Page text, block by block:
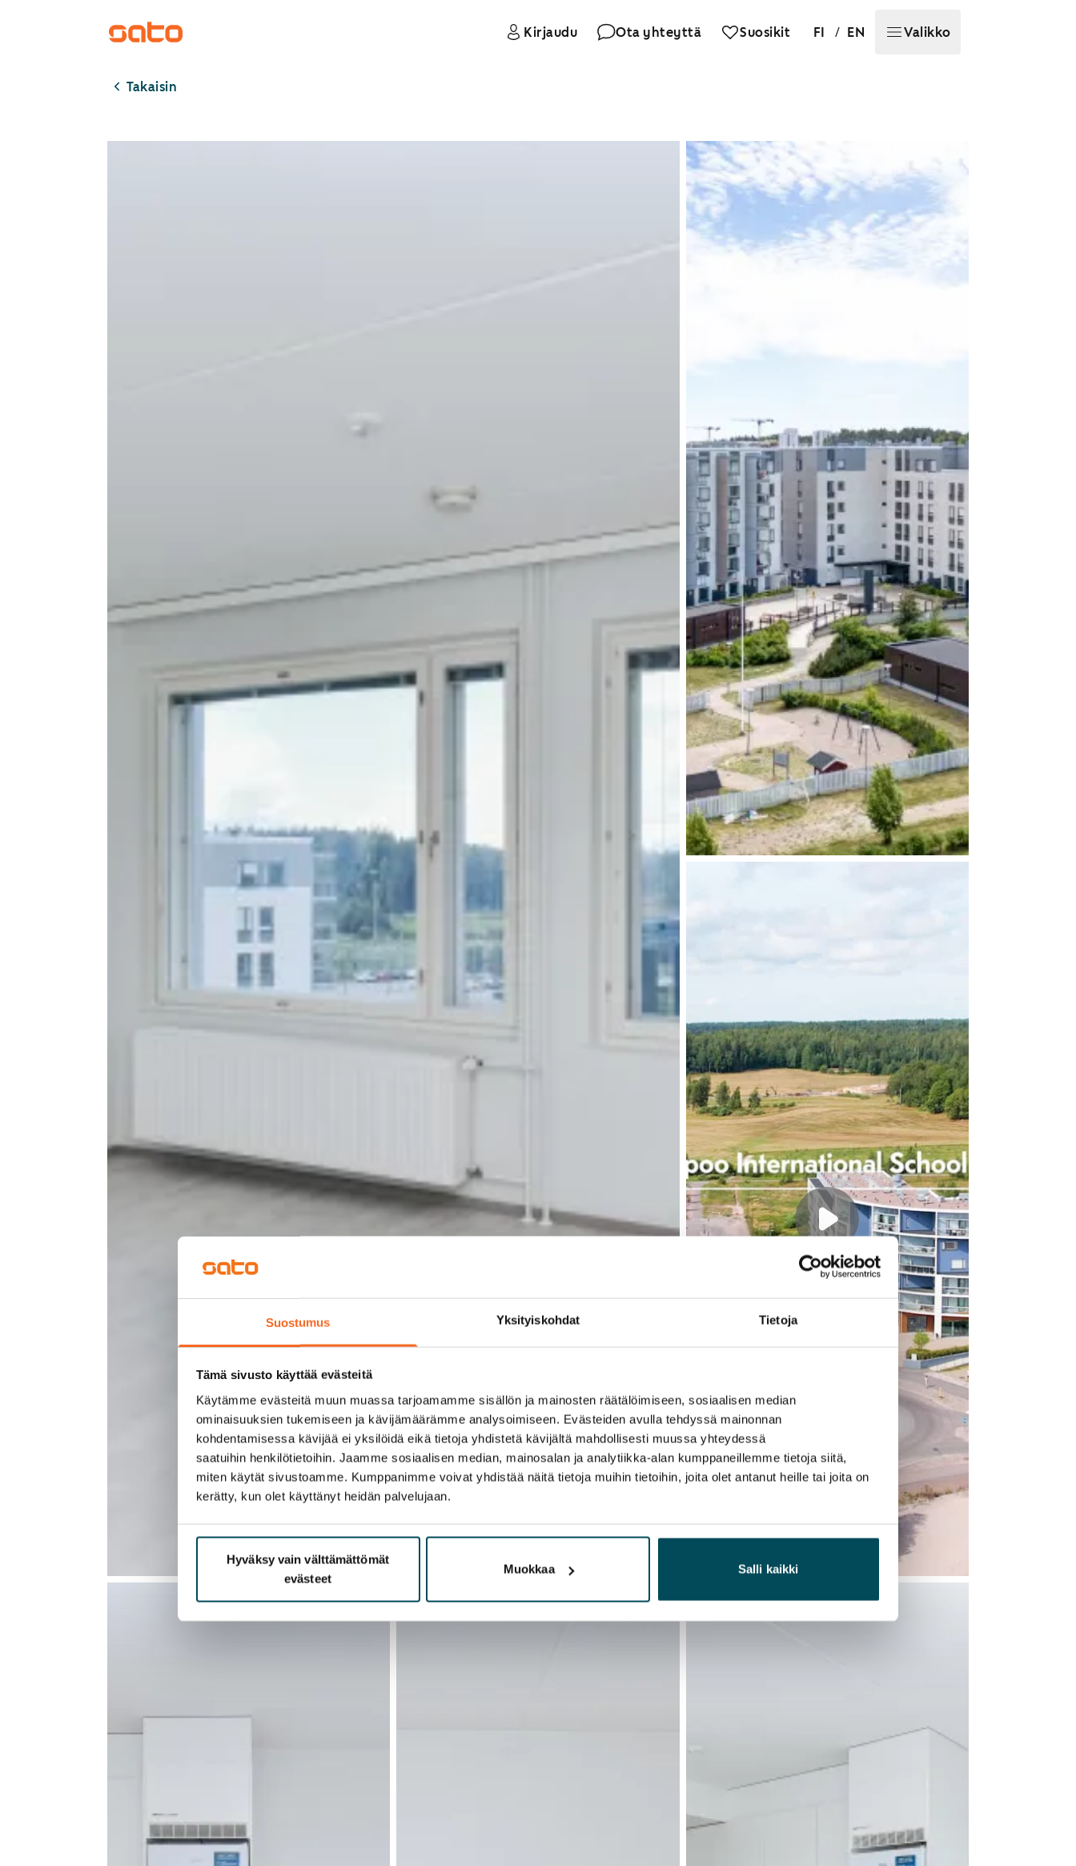
Suostumus Yksityiskohdat Tietoja
Tämä sivusto käyttää evästeitä
Käytämme evästeitä muun muassa tarjoamamme sisällön ja mainosten räätälöimiseen, sosiaalisen median
ominaisuuksien tukemiseen ja kävijämäärämme analysoimiseen. Evästeiden avulla tehdyssä mainonnan
kohdentamisessa kävijää ei yksilöidä eikä tietoja yhdistetä kävijältä mahdollisesti muussa yhteydessä
saatuihin henkilötietoihin. Jaamme sosiaalisen median, mainosalan ja analytiikka-alan kumppaneillemme tietoja siitä,
miten käytät sivustoamme. Kumppanimme voivat yhdistää näitä tietoja muihin tietoihin, joita olet antanut heille tai joita on
kerätty, kun olet käyttänyt heidän palvelujaan.
Hyväksy vain välttämättömät
evästeet
Muokkaa Salli kaikki
Kirjaudu Ota yhteyttä Suosikit FI / EN Valikko
Takaisin